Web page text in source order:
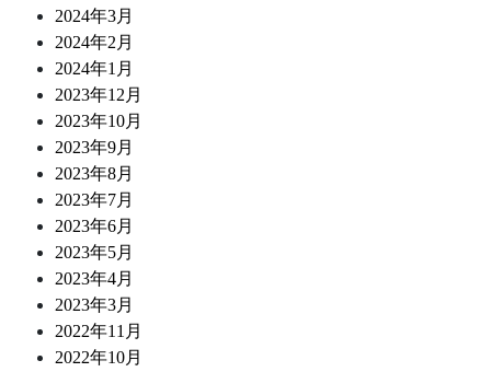
2024年3月
2024年2月
2024年1月
2023年12月
2023年10月
2023年9月
2023年8月
2023年7月
2023年6月
2023年5月
2023年4月
2023年3月
2022年11月
2022年10月